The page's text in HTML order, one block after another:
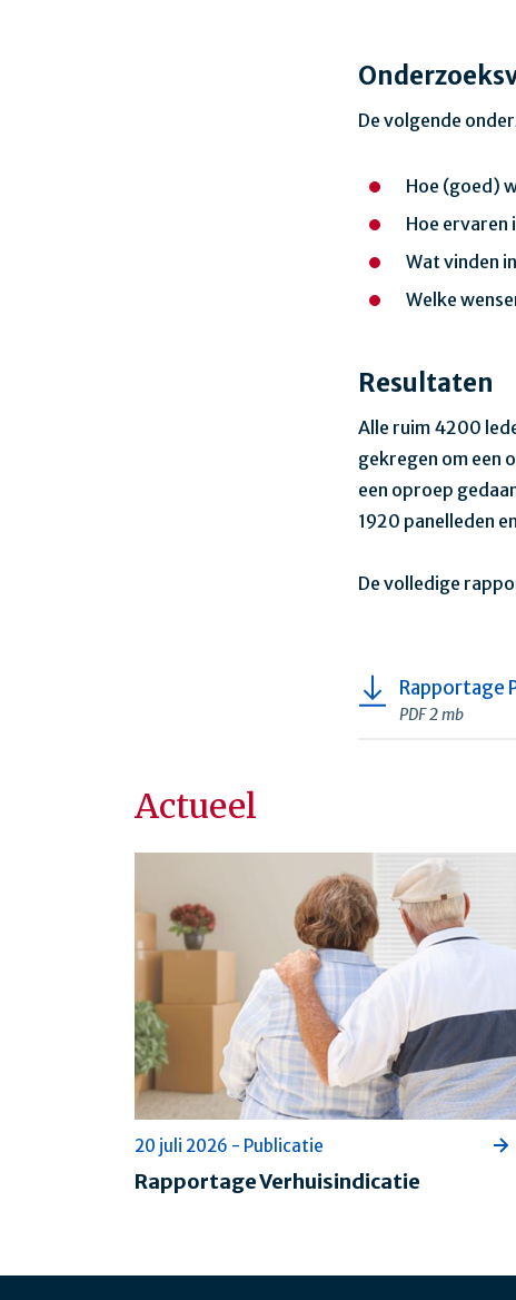
De volgende
Hoe (goed)
Hoe ervaren
Wat vinden
Welke
Resultaten
Alle ruim 4200
gekregen om een
een oproep
1920 panelleden
De volledige
Rapportage
PDF 2 mb
Actueel
Rapportage Verhuisindicatie
20 juli 2026 - Publicatie